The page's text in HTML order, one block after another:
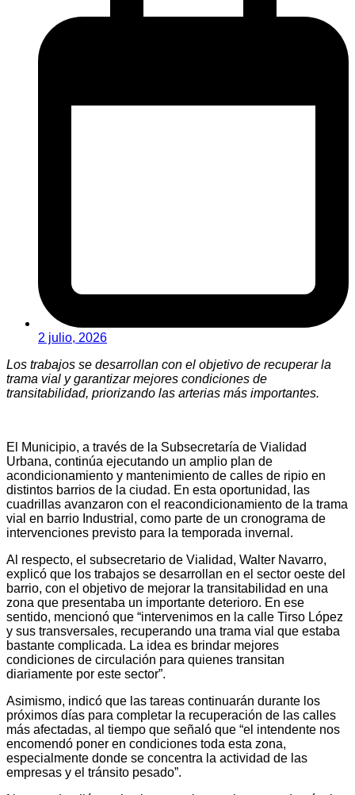
2 julio, 2026
Los trabajos se desarrollan con el objetivo de recuperar la
trama vial y garantizar mejores condiciones de
transitabilidad, priorizando las arterias más importantes.
El Municipio, a través de la Subsecretaría de Vialidad
Urbana, continúa ejecutando un amplio plan de
acondicionamiento y mantenimiento de calles de ripio en
distintos barrios de la ciudad. En esta oportunidad, las
cuadrillas avanzaron con el reacondicionamiento de la trama
vial en barrio Industrial, como parte de un cronograma de
intervenciones previsto para la temporada invernal.
Al respecto, el subsecretario de Vialidad, Walter Navarro,
explicó que los trabajos se desarrollan en el sector oeste del
barrio, con el objetivo de mejorar la transitabilidad en una
zona que presentaba un importante deterioro. En ese
sentido, mencionó que “intervenimos en la calle Tirso López
y sus transversales, recuperando una trama vial que estaba
bastante complicada. La idea es brindar mejores
condiciones de circulación para quienes transitan
diariamente por este sector”.
Asimismo, indicó que las tareas continuarán durante los
próximos días para completar la recuperación de las calles
más afectadas, al tiempo que señaló que “el intendente nos
encomendó poner en condiciones toda esta zona,
especialmente donde se concentra la actividad de las
empresas y el tránsito pesado”.